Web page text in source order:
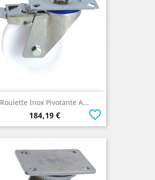
Roulette Inox Pivotante A...
Prix
184,19 € favorite_border